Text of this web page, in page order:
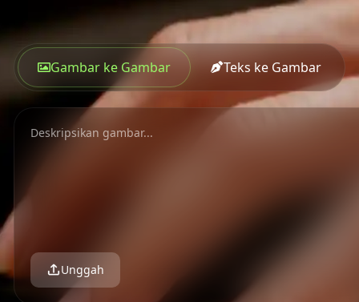
Gambar ke Gambar Teks ke Gambar
Unggah